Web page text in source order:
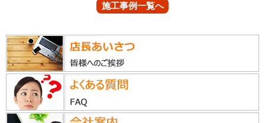
施工事例一覧へ